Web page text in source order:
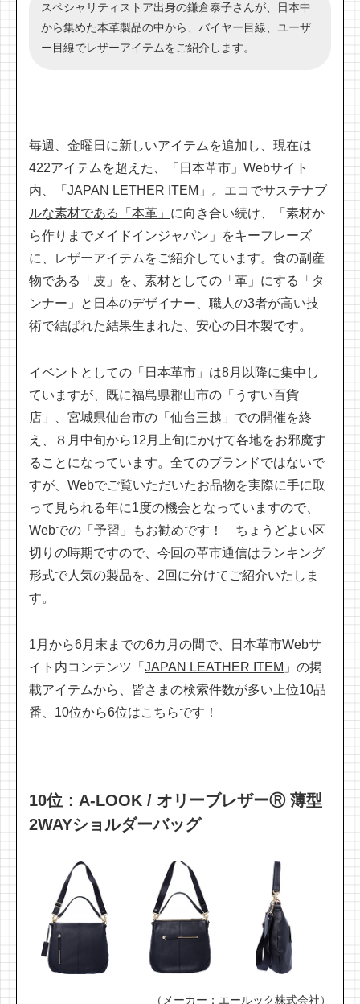
スペシャリティストア出身の鎌倉泰子さんが、日本中
から集めた本革製品の中から、バイヤー目線、ユーザ
ー目線でレザーアイテムをご紹介します。
毎週、金曜日に新しいアイテムを追加し、現在は
422アイテムを超えた、「日本革市」Webサイト
内、「 JAPAN LETHER ITEM 」。 エコでサステナブ
ルな素材である「本革」 に向き合い続け、「素材か
ら作りまでメイドインジャパン」をキーフレーズ
に、レザーアイテムをご紹介しています。食の副産
物である「皮」を、素材としての「革」にする「タ
ンナー」と日本のデザイナー、職人の3者が高い技
術で結ばれた結果生まれた、安心の日本製です。
イベントとしての「 日本革市 」は8月以降に集中し
ていますが、既に福島県郡山市の「うすい百貨
店」、宮城県仙台市の「仙台三越」での開催を終
え、８月中旬から12月上旬にかけて各地をお邪魔す
ることになっています。全てのブランドではないで
すが、Webでご覧いただいたお品物を実際に手に取
って見られる年に1度の機会となっていますので、
Webでの「予習」もお勧めです！ ちょうどよい区
切りの時期ですので、今回の革市通信はランキング
形式で人気の製品を、2回に分けてご紹介いたしま
す。
1月から6月末までの6カ月の間で、日本革市Webサ
イト内コンテンツ「 JAPAN LEATHER ITEM 」の掲
載アイテムから、皆さまの検索件数が多い上位10品
番、10位から6位はこちらです！
10位：A-LOOK / オリーブレザーⓇ 薄型
2WAYショルダーバッグ
（メーカー： エールック株式会社）